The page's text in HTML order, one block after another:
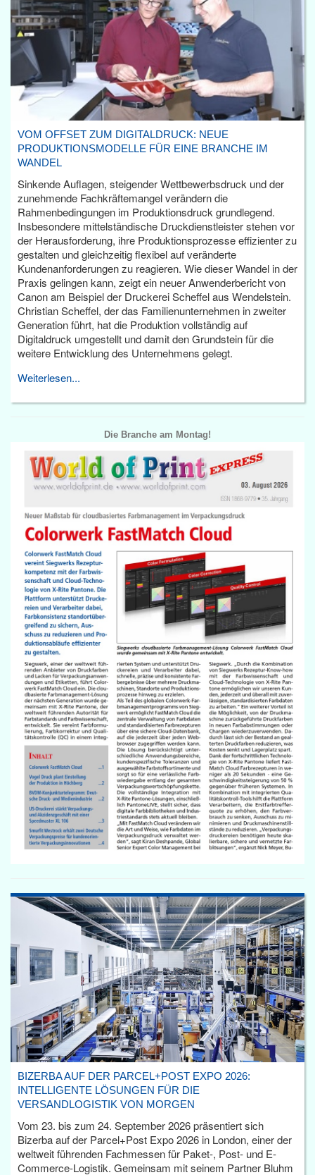
VOM OFFSET ZUM DIGITALDRUCK: NEUE
PRODUKTIONSMODELLE FÜR EINE BRANCHE IM
WANDEL
Sinkende Auflagen, steigender Wettbewerbsdruck und der
zunehmende Fachkräftemangel verändern die
Rahmenbedingungen im Produktionsdruck grundlegend.
Insbesondere mittelständische Druckdienstleister stehen vor
der Herausforderung, ihre Produktionsprozesse effizienter zu
gestalten und gleichzeitig flexibel auf veränderte
Kundenanforderungen zu reagieren. Wie dieser Wandel in der
Praxis gelingen kann, zeigt ein neuer Anwenderbericht von
Canon am Beispiel der Druckerei Scheffel aus Wendelstein.
Christian Scheffel, der das Familienunternehmen in zweiter
Generation führt, hat die Produktion vollständig auf
Digitaldruck umgestellt und damit den Grundstein für die
weitere Entwicklung des Unternehmens gelegt.
Weiterlesen...
Die Branche am Montag!
BIZERBA AUF DER PARCEL+POST EXPO 2026:
INTELLIGENTE LÖSUNGEN FÜR DIE
VERSANDLOGISTIK VON MORGEN
Vom 23. bis zum 24. September 2026 präsentiert sich
Bizerba auf der Parcel+Post Expo 2026 in London, einer der
weltweit führenden Fachmessen für Paket-, Post- und E-
Commerce-Logistik. Gemeinsam mit seinem Partner Bluhm